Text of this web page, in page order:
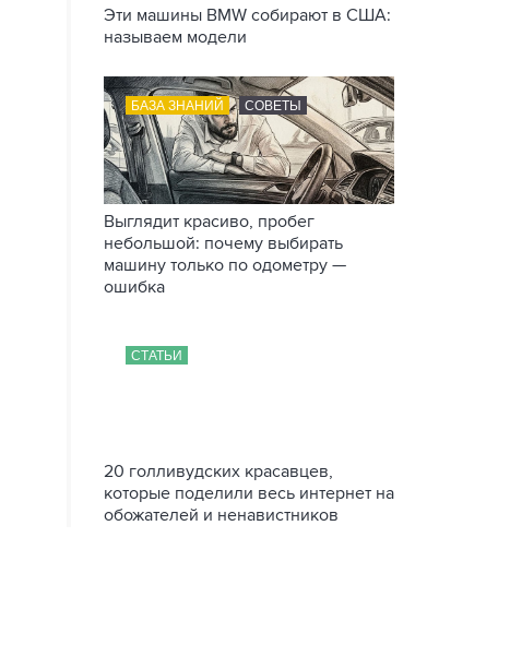
Эти машины BMW собирают в США:
называем модели
БАЗА ЗНАНИЙ СОВЕТЫ
Выглядит красиво, пробег
небольшой: почему выбирать
машину только по одометру —
ошибка
СТАТЬИ
20 голливудских красавцев,
которые поделили весь интернет на
обожателей и ненавистников